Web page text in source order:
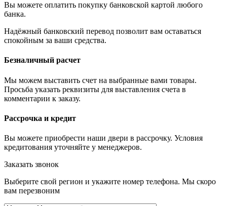
Вы можете оплатить покупку банковской картой любого
банка.
Надёжный банковский перевод позволит вам оставаться
спокойным за ваши средства.
Безналичный расчет
Мы можем выставить счет на выбранные вами товары.
Просьба указать реквизиты для выставления счета в
комментарии к заказу.
Рассрочка и кредит
Вы можете приобрести наши двери в рассрочку. Условия
кредитования уточняйте у менеджеров.
Заказать звонок
Выберите свой регион и укажите номер телефона. Мы скоро
вам перезвоним